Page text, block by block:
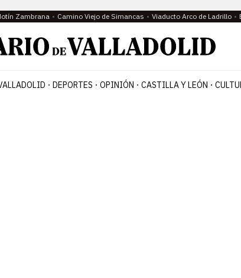
Zambrana Camino Viejo de Simancas Viaducto Arco de Ladrillo
DEPORTES OPINIÓN CASTILLA Y LEÓN